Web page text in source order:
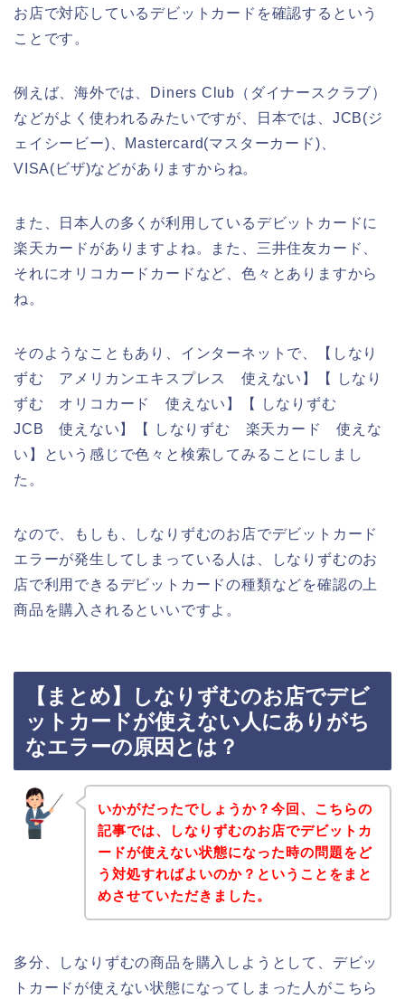
お店で対応しているデビットカードを確認するという
ことです。
例えば、海外では、Diners Club（ダイナースクラブ）
などがよく使われるみたいですが、日本では、JCB(ジ
ェイシービー)、Mastercard(マスターカード)、
VISA(ビザ)などがありますからね。
また、日本人の多くが利用しているデビットカードに
楽天カードがありますよね。また、三井住友カード、
それにオリコカードカードなど、色々とありますから
ね。
そのようなこともあり、インターネットで、【しなり
ずむ アメリカンエキスプレス 使えない】【 しなり
ずむ オリコカード 使えない】【 しなりずむ
JCB 使えない】【 しなりずむ 楽天カード 使えな
い】という感じで色々と検索してみることにしまし
た。
なので、もしも、しなりずむのお店でデビットカード
エラーが発生してしまっている人は、しなりずむのお
店で利用できるデビットカードの種類などを確認の上
商品を購入されるといいですよ。
【まとめ】しなりずむのお店でデビ
ットカードが使えない人にありがち
なエラーの原因とは？
いかがだったでしょうか？今回、こちらの
記事では、しなりずむのお店でデビットカ
ードが使えない状態になった時の問題をど
う対処すればよいのか？ということをまと
めさせていただきました。
多分、しなりずむの商品を購入しようとして、デビッ
トカードが使えない状態になってしまった人がこちら